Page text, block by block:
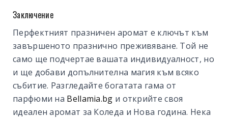
Заключение
Перфектният празничен аромат е ключът към
завършеното празнично преживяване. Той не
само ще подчертае вашата индивидуалност, но
и ще добави допълнителна магия към всяко
събитие. Разгледайте богатата гама от
парфюми на Bellamia.bg и открийте своя
идеален аромат за Коледа и Нова година. Нека